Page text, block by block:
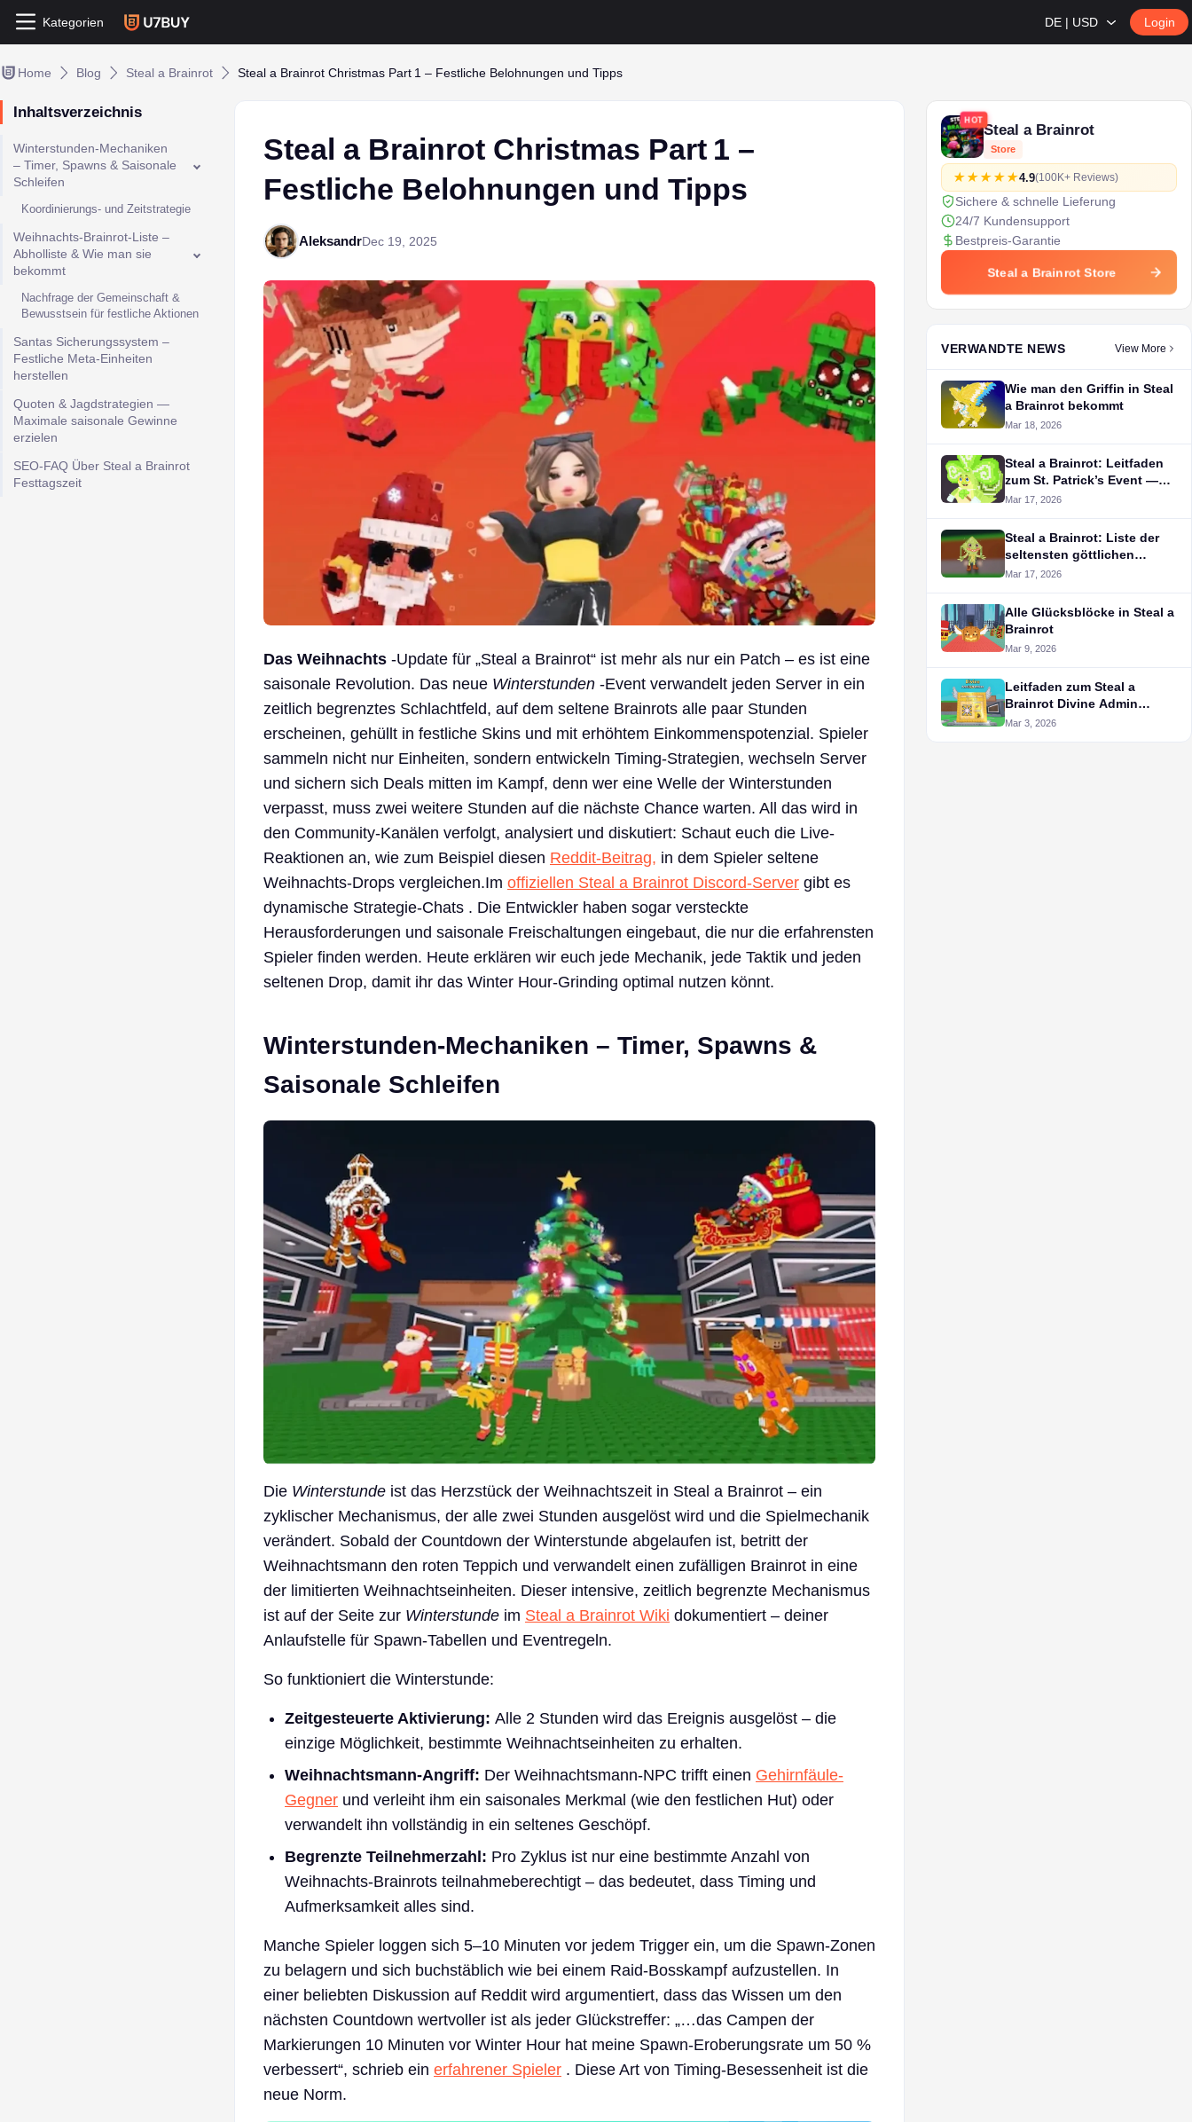
Kategorien DE | USD Login
Home Blog Steal a Brainrot Steal a Brainrot Christmas Part 1 – Festliche Belohnungen und Tipps
Inhaltsverzeichnis
Winterstunden-Mechaniken
– Timer, Spawns & Saisonale
Schleifen
Koordinierungs- und Zeitstrategie
Weihnachts-Brainrot-Liste –
Abholliste & Wie man sie
bekommt
Nachfrage der Gemeinschaft &
Bewusstsein für festliche Aktionen
Santas Sicherungssystem –
Festliche Meta-Einheiten
herstellen
Quoten & Jagdstrategien —
Maximale saisonale Gewinne
erzielen
SEO-FAQ Über Steal a Brainrot
Festtagszeit
Steal a Brainrot Christmas Part 1 –
Festliche Belohnungen und Tipps
AleksandrDec 19, 2025
Das Weihnachts -Update für „Steal a Brainrot“ ist mehr als nur ein Patch – es ist eine
saisonale Revolution. Das neue Winterstunden -Event verwandelt jeden Server in ein
zeitlich begrenztes Schlachtfeld, auf dem seltene Brainrots alle paar Stunden
erscheinen, gehüllt in festliche Skins und mit erhöhtem Einkommenspotenzial. Spieler
sammeln nicht nur Einheiten, sondern entwickeln Timing-Strategien, wechseln Server
und sichern sich Deals mitten im Kampf, denn wer eine Welle der Winterstunden
verpasst, muss zwei weitere Stunden auf die nächste Chance warten. All das wird in
den Community-Kanälen verfolgt, analysiert und diskutiert: Schaut euch die Live-
Reaktionen an, wie zum Beispiel diesen Reddit-Beitrag, in dem Spieler seltene
Weihnachts-Drops vergleichen.Im offiziellen Steal a Brainrot Discord-Server gibt es
dynamische Strategie-Chats . Die Entwickler haben sogar versteckte
Herausforderungen und saisonale Freischaltungen eingebaut, die nur die erfahrensten
Spieler finden werden. Heute erklären wir euch jede Mechanik, jede Taktik und jeden
seltenen Drop, damit ihr das Winter Hour-Grinding optimal nutzen könnt.
Winterstunden-Mechaniken – Timer, Spawns &
Saisonale Schleifen
Die Winterstunde ist das Herzstück der Weihnachtszeit in Steal a Brainrot – ein
zyklischer Mechanismus, der alle zwei Stunden ausgelöst wird und die Spielmechanik
verändert. Sobald der Countdown der Winterstunde abgelaufen ist, betritt der
Weihnachtsmann den roten Teppich und verwandelt einen zufälligen Brainrot in eine
der limitierten Weihnachtseinheiten. Dieser intensive, zeitlich begrenzte Mechanismus
ist auf der Seite zur Winterstunde im Steal a Brainrot Wiki dokumentiert – deiner
Anlaufstelle für Spawn-Tabellen und Eventregeln.
So funktioniert die Winterstunde:
Zeitgesteuerte Aktivierung: Alle 2 Stunden wird das Ereignis ausgelöst – die
einzige Möglichkeit, bestimmte Weihnachtseinheiten zu erhalten.
Weihnachtsmann-Angriff: Der Weihnachtsmann-NPC trifft einen Gehirnfäule-
Gegner und verleiht ihm ein saisonales Merkmal (wie den festlichen Hut) oder
verwandelt ihn vollständig in ein seltenes Geschöpf.
Begrenzte Teilnehmerzahl: Pro Zyklus ist nur eine bestimmte Anzahl von
Weihnachts-Brainrots teilnahmeberechtigt – das bedeutet, dass Timing und
Aufmerksamkeit alles sind.
Manche Spieler loggen sich 5–10 Minuten vor jedem Trigger ein, um die Spawn-Zonen
zu belagern und sich buchstäblich wie bei einem Raid-Bosskampf aufzustellen. In
einer beliebten Diskussion auf Reddit wird argumentiert, dass das Wissen um den
nächsten Countdown wertvoller ist als jeder Glückstreffer: „…das Campen der
Markierungen 10 Minuten vor Winter Hour hat meine Spawn-Eroberungsrate um 50 %
verbessert“, schrieb ein erfahrener Spieler . Diese Art von Timing-Besessenheit ist die
neue Norm.
HOT
Steal a Brainrot
Store
4.9(100K+ Reviews)
Sichere & schnelle Lieferung
24/7 Kundensupport
Bestpreis-Garantie
Steal a Brainrot Store
VERWANDTE NEWS View More
Wie man den Griffin in Steal
a Brainrot bekommt
Mar 18, 2026
Steal a Brainrot: Leitfaden
zum St. Patrick’s Event —
Lucky Pot und Blöcke
Mar 17, 2026
Steal a Brainrot: Liste der
seltensten göttlichen
Brainrots
Mar 17, 2026
Alle Glücksblöcke in Steal a
Brainrot
Mar 9, 2026
Leitfaden zum Steal a
Brainrot Divine Admin
Machine-Event
Mar 3, 2026